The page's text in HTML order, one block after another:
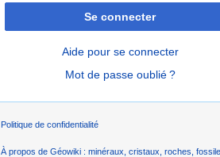
Se connecter
Aide pour se connecter
Mot de passe oublié ?
Politique de confidentialité
À propos de Géowiki : minéraux, cristaux, roches,